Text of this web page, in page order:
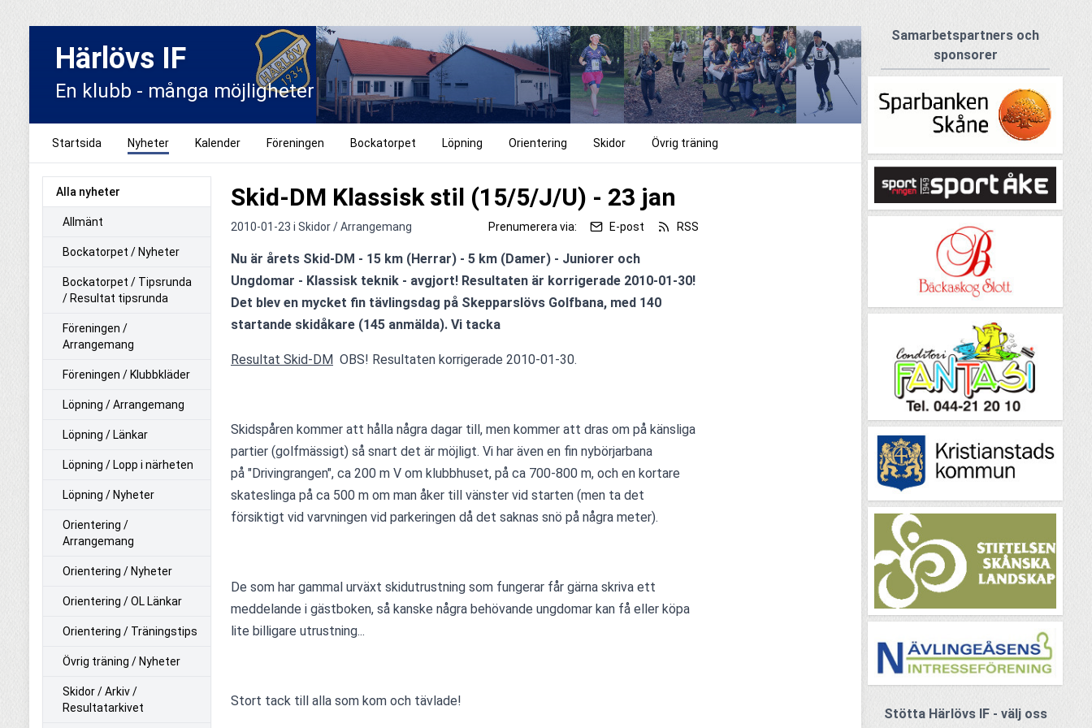
Härlövs IF
En klubb - många möjligheter
Startsida Nyheter Kalender Föreningen Bockatorpet Löpning Orientering Skidor Övrig träning
Alla nyheter
Allmänt
Bockatorpet / Nyheter
Bockatorpet / Tipsrunda
/ Resultat tipsrunda
Föreningen /
Arrangemang
Föreningen / Klubbkläder
Löpning / Arrangemang
Löpning / Länkar
Löpning / Lopp i närheten
Löpning / Nyheter
Orientering /
Arrangemang
Orientering / Nyheter
Orientering / OL Länkar
Orientering / Träningstips
Övrig träning / Nyheter
Skidor / Arkiv /
Resultatarkivet
Skid-DM Klassisk stil (15/5/J/U) - 23 jan
2010-01-23 i Skidor / Arrangemang Prenumerera via: E-post RSS
Nu är årets Skid-DM - 15 km (Herrar) - 5 km (Damer) - Juniorer och
Ungdomar - Klassisk teknik - avgjort! Resultaten är korrigerade 2010-01-30!
Det blev en mycket fin tävlingsdag på Skepparslövs Golfbana, med 140
startande skidåkare (145 anmälda). Vi tacka
Resultat Skid-DM OBS! Resultaten korrigerade 2010-01-30.
Skidspåren kommer att hålla några dagar till, men kommer att dras om på känsliga
partier (golfmässigt) så snart det är möjligt. Vi har även en fin nybörjarbana
på "Drivingrangen", ca 200 m V om klubbhuset, på ca 700-800 m, och en kortare
skateslinga på ca 500 m om man åker till vänster vid starten (men ta det
försiktigt vid varvningen vid parkeringen då det saknas snö på några meter).
De som har gammal urväxt skidutrustning som fungerar får gärna skriva ett
meddelande i gästboken, så kanske några behövande ungdomar kan få eller köpa
lite billigare utrustning...
Stort tack till alla som kom och tävlade!
Samarbetspartners och
sponsorer
Stötta Härlövs IF - välj oss